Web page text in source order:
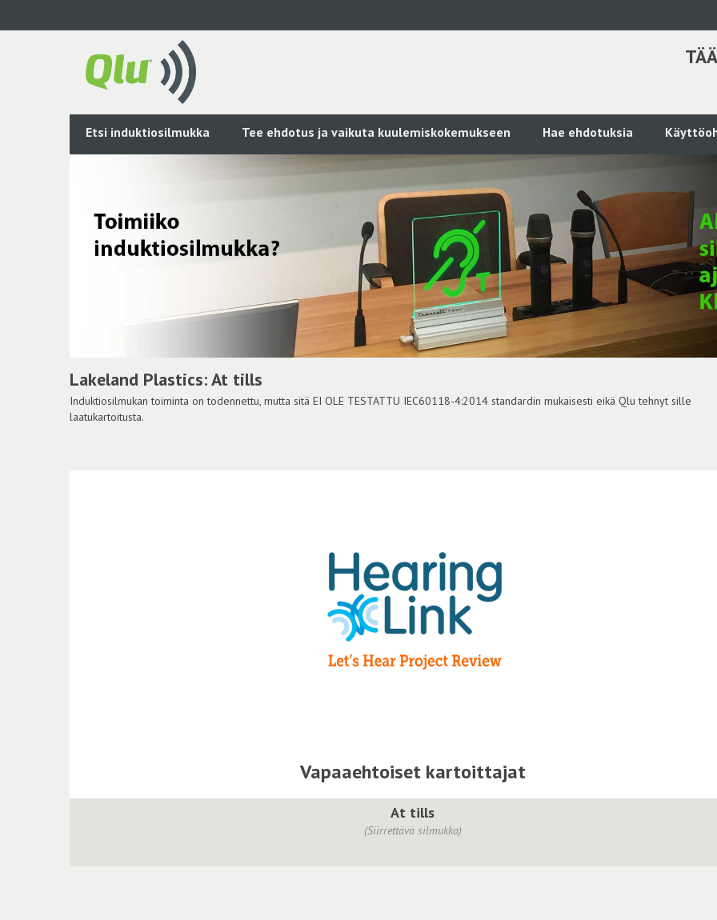
Etsi induktiosilmukka Tee ehdotus ja vaikuta kuulemiskokemukseen Hae ehdotuksia
Lakeland Plastics: At tills
Induktiosilmukan toiminta on todennettu, mutta sitä EI OLE TESTATTU IEC60118-4:2014 standardin mukaisesti eikä Qlu tehnyt sille
laatukartoitusta.
Vapaaehtoiset kartoittajat
At tills
(Siirrettävä silmukka)